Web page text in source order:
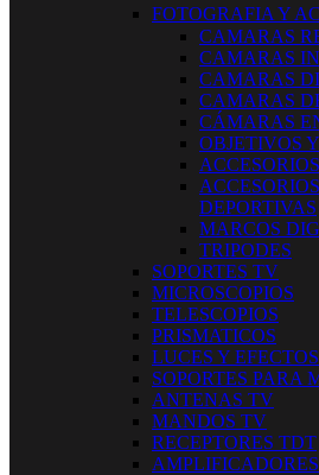
FOTOGRAFIA Y
CAMARAS
CAMARAS
CAMARAS
CAMARAS
CÁMARAS
OBJETIVOS
DEPORTIVAS
MARCOS
TRIPODES
SOPORTES TV
MICROSCOPIOS
TELESCOPIOS
PRISMATICOS
LUCES Y
SOPORTES PARA
ANTENAS TV
MANDOS TV
RECEPTORES TDT